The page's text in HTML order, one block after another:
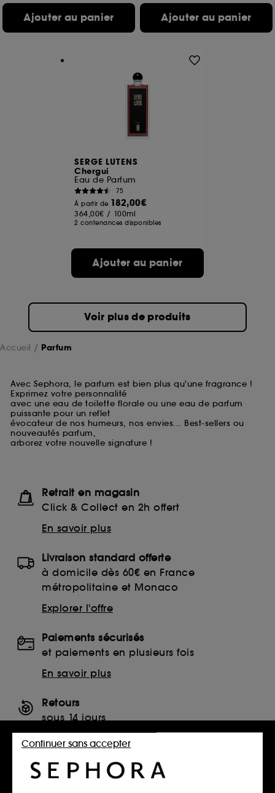
Ajouter au panier Ajouter au panier
SERGE LUTENS
Chergui
Eau de Parfum
75
À partir de 182,00€
364,00€ / 100ml
2 contenances disponibles
Ajouter au panier
Voir plus de produits
Accueil Parfum
Avec Sephora, le parfum est bien plus qu'une fragrance !
Exprimez votre personnalité
avec une eau de toilette florale ou une eau de parfum
puissante pour un reflet
évocateur de nos humeurs, nos envies... Best-sellers ou
nouveautés parfum,
arborez votre nouvelle signature !
Retrait en magasin
Click & Collect en 2h offert
En savoir plus
Livraison standard offerte
à domicile dès 60€ en France
métropolitaine et Monaco
Explorer l'offre
Paiements sécurisés
et paiements en plusieurs fois
En savoir plus
Retours
sous 14 jours
Retourner mon article
SERVICES, CONTACT ET CONDITIONS DES OFFRES
Continuer sans accepter